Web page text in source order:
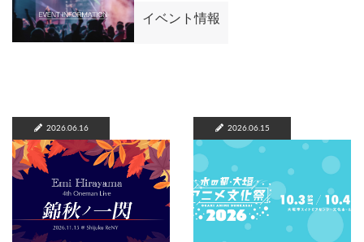
イベント情報
2026.06.16 2026.06.15